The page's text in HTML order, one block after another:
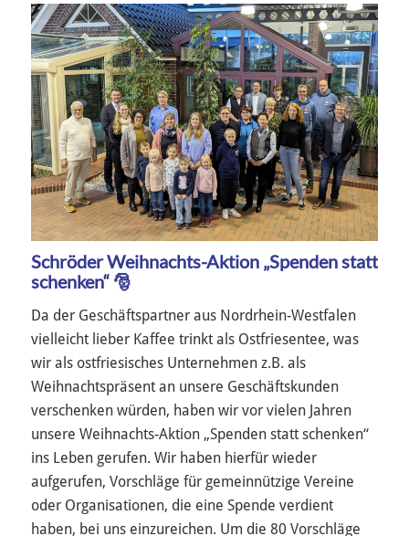
Schröder Weihnachts-Aktion „Spenden statt
schenken“ 🎅
Da der Geschäftspartner aus Nordrhein-Westfalen
vielleicht lieber Kaffee trinkt als Ostfriesentee, was
wir als ostfriesisches Unternehmen z.B. als
Weihnachtspräsent an unsere Geschäftskunden
verschenken würden, haben wir vor vielen Jahren
unsere Weihnachts-Aktion „Spenden statt schenken“
ins Leben gerufen. Wir haben hierfür wieder
aufgerufen, Vorschläge für gemeinnützige Vereine
oder Organisationen, die eine Spende verdient
haben, bei uns einzureichen. Um die 80 Vorschläge